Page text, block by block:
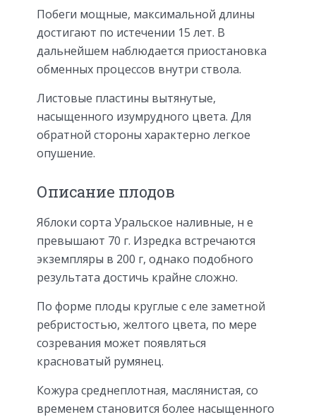
Побеги мощные, максимальной длины
достигают по истечении 15 лет. В
дальнейшем наблюдается приостановка
обменных процессов внутри ствола.
Листовые пластины вытянутые,
насыщенного изумрудного цвета. Для
обратной стороны характерно легкое
опушение.
Описание плодов
Яблоки сорта Уральское наливные, н е
превышают 70 г. Изредка встречаются
экземпляры в 200 г, однако подобного
результата достичь крайне сложно.
По форме плоды круглые с еле заметной
ребристостью, желтого цвета, по мере
созревания может появляться
красноватый румянец.
Кожура среднеплотная, маслянистая, со
временем становится более насыщенного